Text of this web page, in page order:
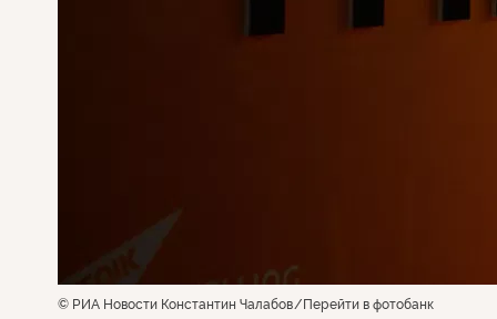
© РИА Новости Константин Чалабов Перейти в фотобанк